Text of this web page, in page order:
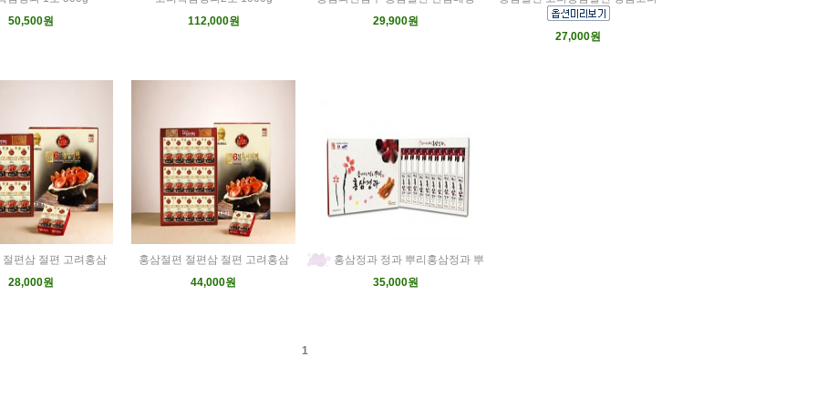
50,500원
112,000원
29,900원
27,000원
편삼 절편 고려홍삼
28,000원
홍삼절편 절편삼 절편 고려홍삼
44,000원
홍삼정과 정과 뿌리홍삼정과 뿌
35,000원
1